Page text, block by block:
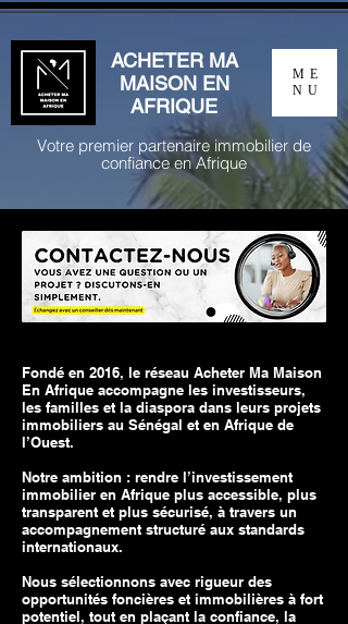
ACHETER MA
MAISON EN
AFRIQUE
Votre premier partenaire immobilier de
confiance en Afrique
ME
NU
Fondé en 2016, le réseau Acheter Ma Maison
En Afrique accompagne les investisseurs,
les familles et la diaspora dans leurs projets
immobiliers au Sénégal et en Afrique de
l’Ouest.
Notre ambition : rendre l’investissement
immobilier en Afrique plus accessible, plus
transparent et plus sécurisé, à travers un
accompagnement structuré aux standards
internationaux.
Nous sélectionnons avec rigueur des
opportunités foncières et immobilières à fort
potentiel, tout en plaçant la confiance, la